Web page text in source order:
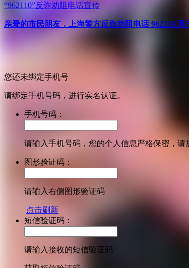
“962110”反诈劝阻电话宣传
亲爱的市民朋友，上海警方反诈劝阻电话 962110
您还未绑定手机号
请绑定手机号码，进行实名认证。
手机号码：
请输入手机号码，您的个人信息严格保密，请
图形验证码：
请输入右侧图形验证码
点击刷新
短信验证码：
请输入接收的短信验证码